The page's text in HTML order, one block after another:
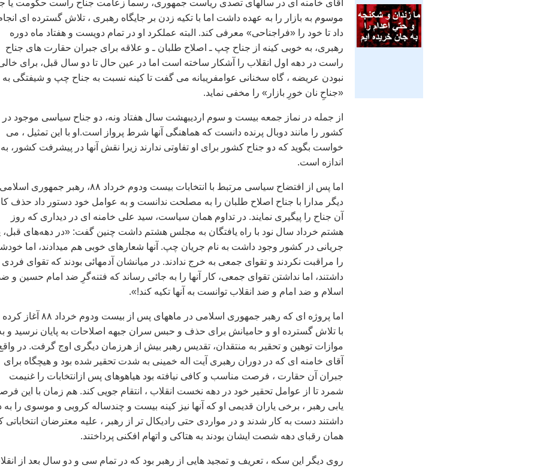
اقای خامنه ای در سالهای تصدی ریاست جمهوری، رسماً زعامت جناح راست حکومت یا
موسوم به بازار را به عهده داشت اما با تکیه زدن بر جایگاه رهبری ، تلاش گسترده ای
داد تا خود را «فراجناحی» معرفی کند. البته عملکرد او در تمام دویست و هفتاد ماه دوره
رهبری، به خوبی کینه از جناح چپ ـ اصلاح طلبان ـ و علاقه برای جبران حقارت های جناح
راست در دهه اول انقلاب را آشکار ساخته است اما در عین حال تا دو سال قبل، برای
نبودن عریضه ، گاه سخنانی عوامفریبانه می گفت تا کینه نسبت به جناح چپ و شیفتگی به
«جناحِ نان خورِ بازار»‌ را مخفی نماید.
از جمله در نماز جمعه بیست و سوم اردیبهشت سال هفتاد ونه، دو جناح سیاسی موجود در
کشور را مانند دوبال پرنده دانست که هماهنگی آنها شرط پرواز است.او با این تمثیل ، می
خواست بگوید که دو جناح کشور برای او تفاوتی ندارند زیرا نقش آنها در پیشرفت کشور،
اندازه است.
اما پس از افتضاح سیاسی مرتبط با انتخابات بیست ودوم خرداد ۸۸، رهبر جمهوری اسلامی
دیگر مدارا با جناح اصلاح طلبان را به مصلحت ندانست و به عوامل خود دستور داد حذف
آن جناح را پیگیری نمایند. در تداوم همان سیاست، سید علی خامنه ای در دیداری که روز
هشتم خرداد سال نود با راه یافتگان به مجلس هشتم داشت چنین گفت: «در دهه‌هاى قبل،
جريانى در كشور وجود داشت به نام جريان چپ. آنها شعارهاى خوبى هم ميدادند، اما
را مراقبت نكردند و تقواى جمعى به خرج ندادند. در ميانشان آدمهائى بودند كه تقواى
داشتند، اما نداشتن تقواى جمعى، كار آنها را به جائى رساند كه فتنه‌گرِ ضد امام حسين و
اسلام و ضد امام و ضد انقلاب توانست به آنها تكيه كند!».
اما پروژه ای که رهبر جمهوری اسلامی در ماههای پس از بیست ودوم
با تلاش گسترده او و حامیانش برای حذف و حبس سران جبهه اصلاحات به پایان نرسید و
موازات توهین و تحقیر به منتقدان، تقدیس رهبر بیش از هرزمان دیگری اوج گرفت. در
آقای خامنه ای که در دوران رهبری آیت اله خمینی به شدت تحقیر شده بود و هیچگاه برای
جبران آن حقارت ، فرصت مناسب و کافی نیافته بود هیاهوهای پس ازانتخابات را غنیمت
شمرد تا از عوامل تحقیر خود در دهه نخست انقلاب ، انتقام جویی کند. هم زمان با این
یابی رهبر ، برخی یاران قدیمی او که آنها نیز کینه بیست و چندساله کروبی و موسوی را به
داشتند دست به کار شدند و در مواردی حتی رادیکال تر از رهبر ، علیه معترضان انتخاباتی
همان رقبای دهه شصت ایشان بودند به هتاکی و اتهام افکنی پرداختند.
روی دیگر این سکه ، تعریف و تمجید هایی از رهبر بود که در تمام سی و دو سال بعد از